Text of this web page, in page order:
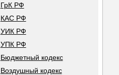
ГрК РФ
КАС РФ
УИК РФ
УПК РФ
Бюджетный кодекс
Воздушный кодекс